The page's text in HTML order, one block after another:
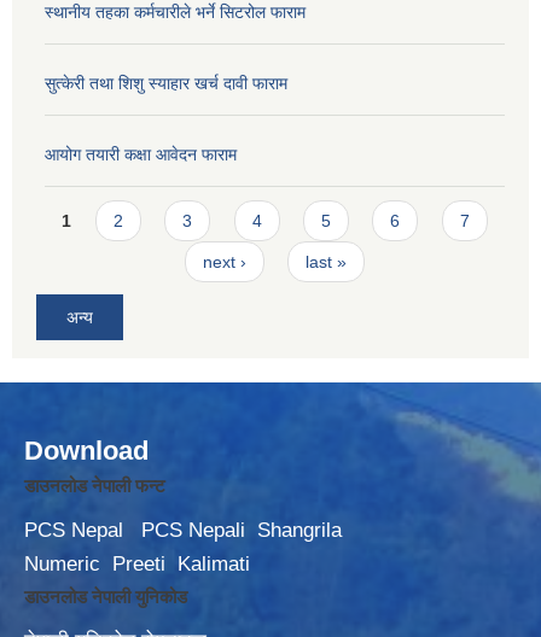
स्थानीय तहका कर्मचारीले भर्ने सिटरोल फाराम
सुत्केरी तथा शिशु स्याहार खर्च दावी फाराम
आयोग तयारी कक्षा आवेदन फाराम
Pages
1 2 3 4 5 6 7
next › last »
अन्य
Download
डाउनलोड नेपाली फन्ट
PCS Nepal PCS Nepali
Shangrila
Numeric
Preeti Kalimati
डाउनलोड नेपाली युनिकोड